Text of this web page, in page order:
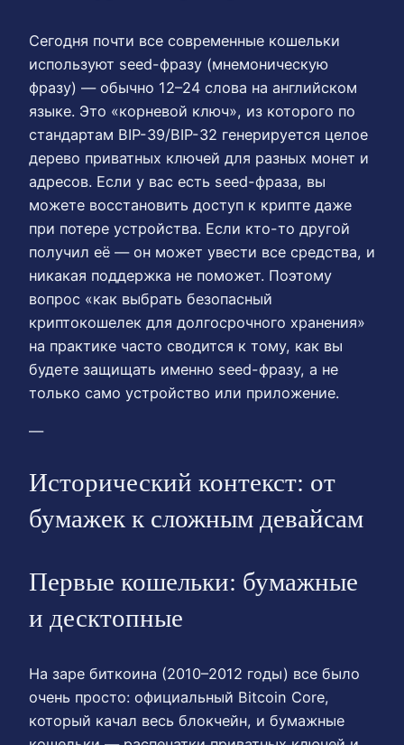
Сегодня почти все современные кошельки
используют seed-фразу (мнемоническую
фразу) — обычно 12–24 слова на английском
языке. Это «корневой ключ», из которого по
стандартам BIP-39/BIP-32 генерируется целое
дерево приватных ключей для разных монет и
адресов. Если у вас есть seed-фраза, вы
можете восстановить доступ к крипте даже
при потере устройства. Если кто-то другой
получил её — он может увести все средства, и
никакая поддержка не поможет. Поэтому
вопрос «как выбрать безопасный
криптокошелек для долгосрочного хранения»
на практике часто сводится к тому, как вы
будете защищать именно seed-фразу, а не
только само устройство или приложение.
—
Исторический контекст: от
бумажек к сложным девайсам
Первые кошельки: бумажные
и десктопные
На заре биткоина (2010–2012 годы) все было
очень просто: официальный Bitcoin Core,
который качал весь блокчейн, и бумажные